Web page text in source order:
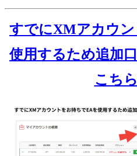
すでにXMアカウ
使用するため追加
こち